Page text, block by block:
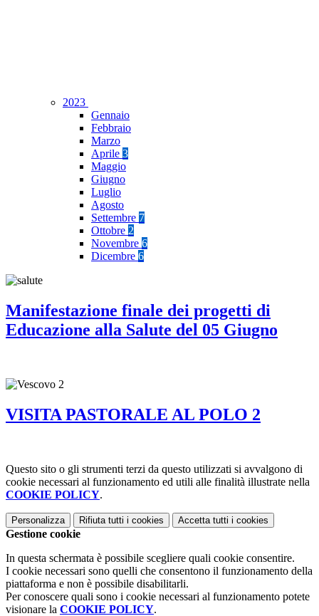
2023
Gennaio
Febbraio
Marzo
Aprile 3
Maggio
Giugno
Luglio
Agosto
Settembre 7
Ottobre 2
Novembre 6
Dicembre 6
Manifestazione finale dei progetti di
Educazione alla Salute del 05 Giugno
VISITA PASTORALE AL POLO 2
Questo sito o gli strumenti terzi da questo utilizzati si avvalgono di
cookie necessari al funzionamento ed utili alle finalità illustrate nella
COOKIE POLICY.
Personalizza Rifiuta tutti i cookies Accetta tutti i cookies
Gestione cookie
In questa schermata è possibile scegliere quali cookie consentire.
I cookie necessari sono quelli che consentono il funzionamento della
piattaforma e non è possibile disabilitarli.
Per conoscere quali sono i cookie necessari al funzionamento potete
visionare la COOKIE POLICY.